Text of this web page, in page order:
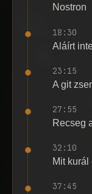
Nostron
18:30
Aláírt
23:15
A git
27:55
Recseg
32:10
Mit
37:45